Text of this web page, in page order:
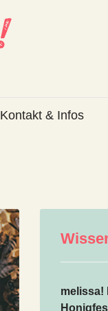
Kontakt & Infos
melissa!